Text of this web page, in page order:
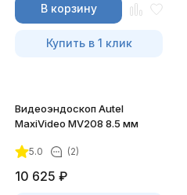
В корзину
Купить в 1 клик
Видеоэндоскоп Autel
MaxiVideo MV208 8.5 мм
5.0 (2)
10 625 ₽